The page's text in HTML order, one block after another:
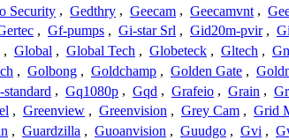
Security , Gedthry , Geecam , Geecamvnt ,
, Gf-pumps , Gi-star Srl , Gid20m-pvir ,
, Global , Global Tech , Globeteck , Gltech ,
, Golbong , Goldchamp , Golden Gate ,
standard , Gq1080p , Gqd , Grafeio , Grain ,
, Greenview , Greenvision , Grey Cam , Grid
, Guardzilla , Guoanvision , Guudgo , Gvi ,